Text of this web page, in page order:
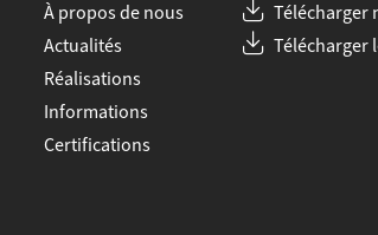
À propos de nous
Actualités
Réalisations
Informations
Certifications
Télécharger
Télécharger